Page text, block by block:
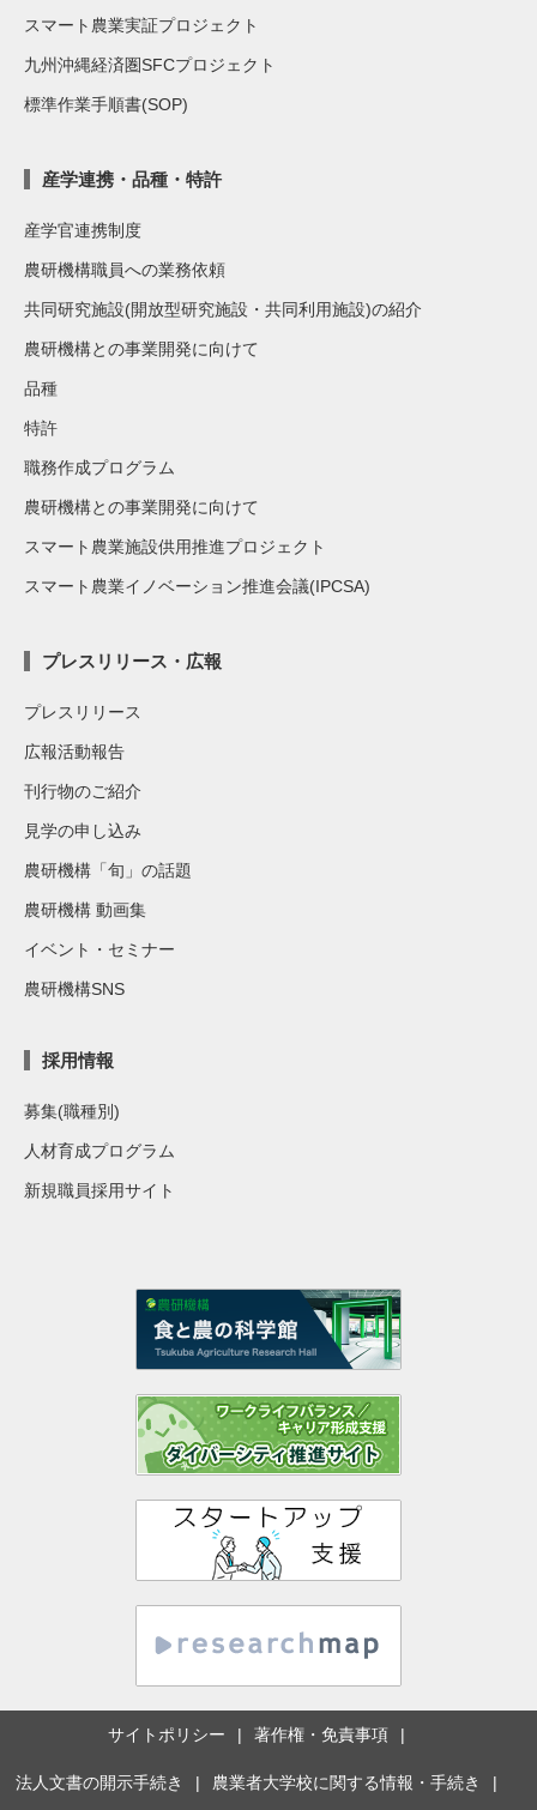
スマート農業実証プロジェクト
九州沖縄経済圏SFCプロジェクト
標準作業手順書(SOP)
産学連携・品種・特許
産学官連携制度
農研機構職員への業務依頼
共同研究施設(開放型研究施設・共同利用施設)の紹介
農研機構との事業開発に向けて
品種
特許
職務作成プログラム
農研機構との事業開発に向けて
スマート農業施設供用推進プロジェクト
スマート農業イノベーション推進会議(IPCSA)
プレスリリース・広報
プレスリリース
広報活動報告
刊行物のご紹介
見学の申し込み
農研機構「旬」の話題
農研機構 動画集
イベント・セミナー
農研機構SNS
採用情報
募集(職種別)
人材育成プログラム
新規職員採用サイト
サイトポリシー 著作権・免責事項
法人文書の開示手続き 農業者大学校に関する情報・手続き